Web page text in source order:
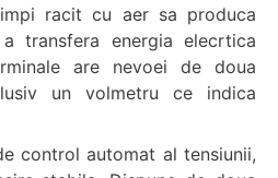
racit cu aer sa produca
transfera energia elecrtica
are nevoei de doua
un volmetru ce indica
control automat al tensiunii,